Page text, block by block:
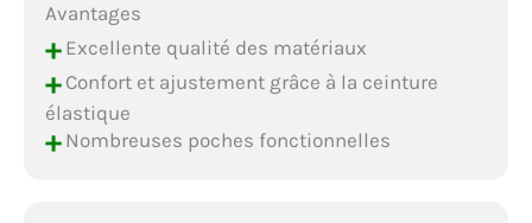
Avantages
+Excellente qualité des matériaux
+Confort et ajustement grâce à la ceinture
élastique
+Nombreuses poches fonctionnelles